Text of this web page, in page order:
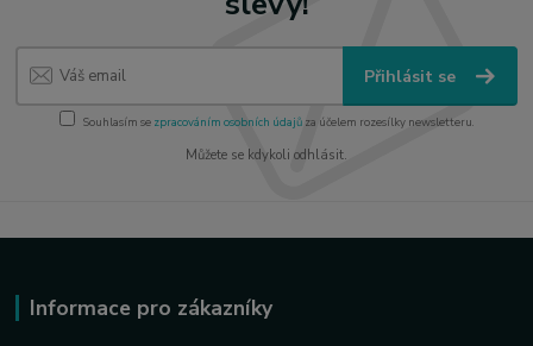
Přihlásit se
Souhlasím se zpracováním osobních údajůza účelem rozesílky newsletteru.
Můžete se kdykoli odhlásit.
Informace pro zákazníky